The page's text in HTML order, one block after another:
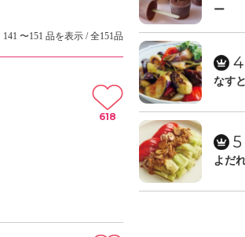
141 〜151 品を表示 / 全151品
618
ー
4
なす
5
よだ